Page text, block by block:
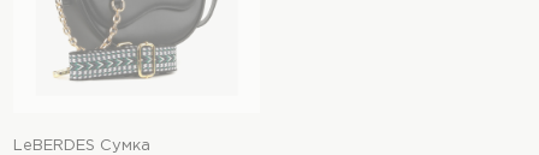
LeBERDES Сумка